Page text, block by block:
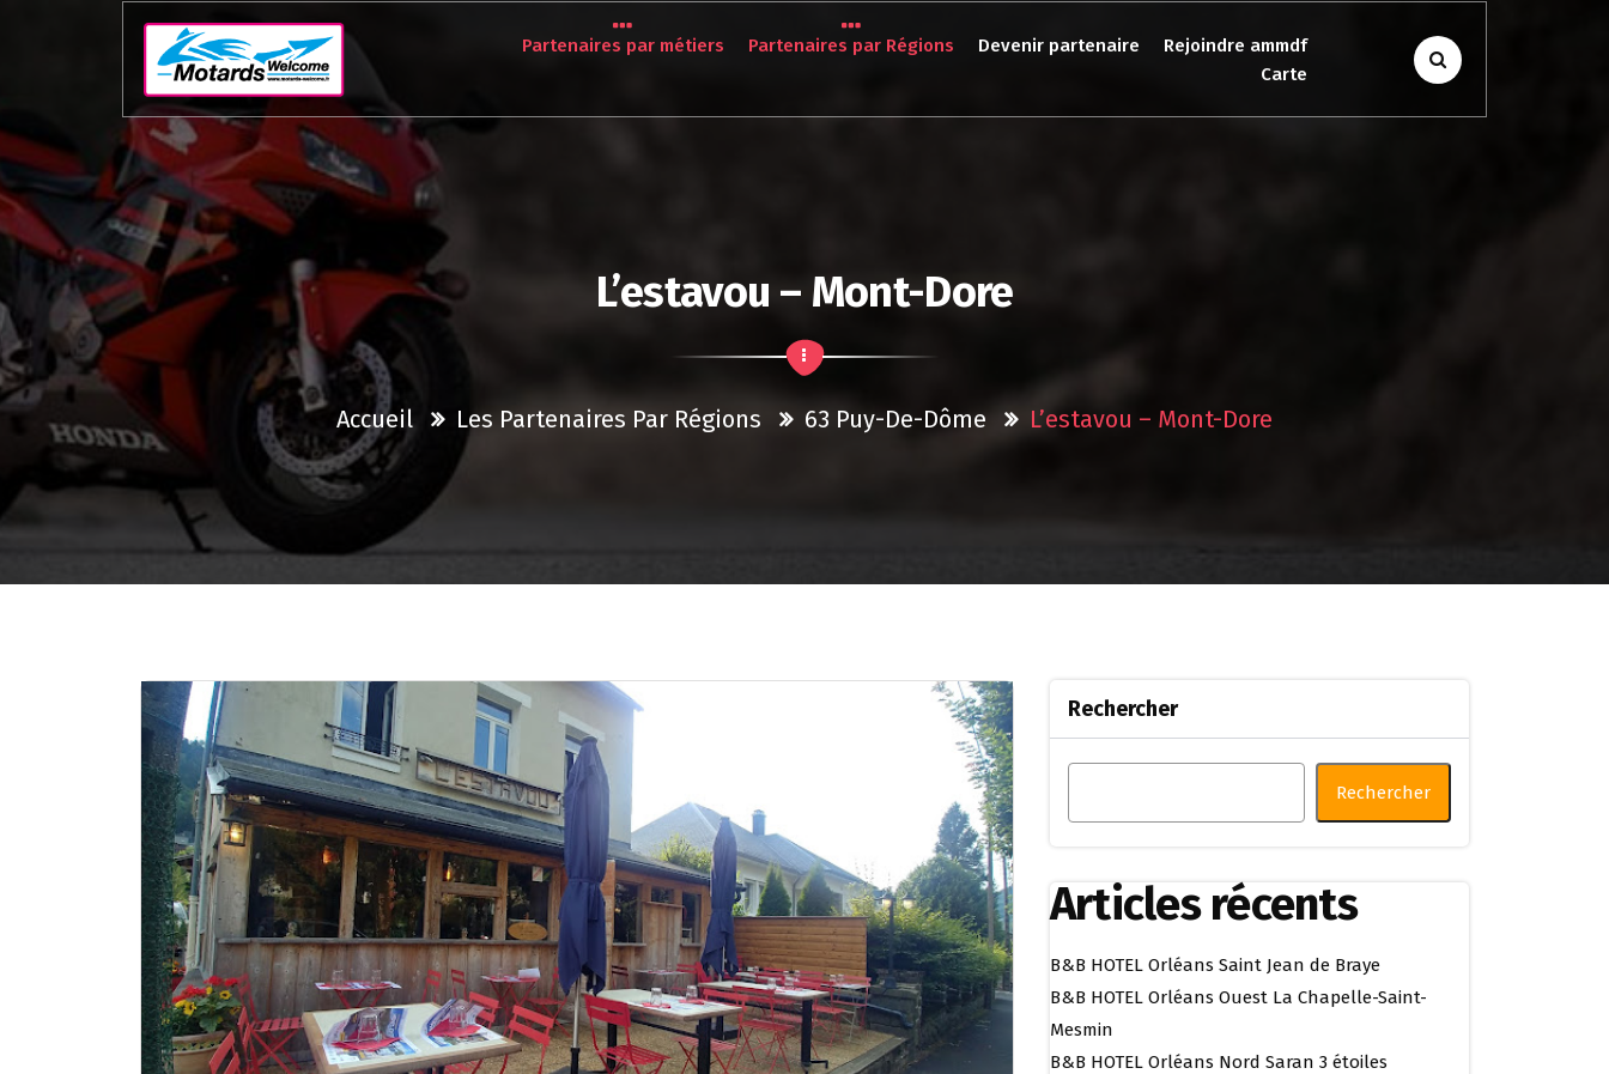
Partenaires par métiers Partenaires par Régions Devenir partenaire
Rejoindre ammdf
Carte
L’estavou – Mont-Dore
Accueil Les Partenaires Par Régions 63 Puy-De-Dôme L’estavou – Mont-Dore
Rechercher
Rechercher
Articles récents
B&B HOTEL Orléans Saint Jean de Braye
B&B HOTEL Orléans Ouest La Chapelle-Saint-
Mesmin
B&B HOTEL Orléans Nord Saran 3 étoiles